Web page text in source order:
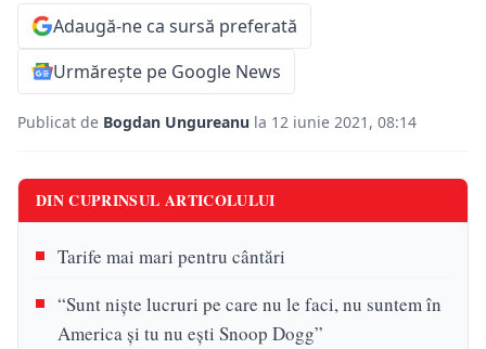
Adaugă-ne ca sursă preferată
Urmărește pe Google News
Publicat de Bogdan Ungureanu la 12 iunie 2021, 08:14
DIN CUPRINSUL ARTICOLULUI
Tarife mai mari pentru cântări
“Sunt niște lucruri pe care nu le faci, nu suntem în
America și tu nu ești Snoop Dogg”